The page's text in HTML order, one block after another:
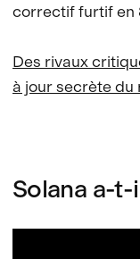
correctif furtif en
Des rivaux
à jour secrète
Solana a-